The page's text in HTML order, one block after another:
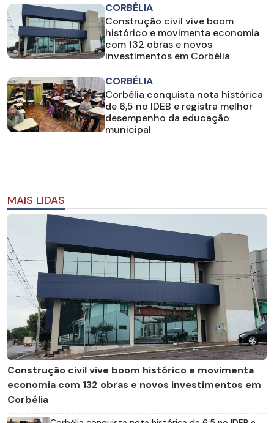
CORBÉLIA
Construção civil vive boom
histórico e movimenta economia
com 132 obras e novos
investimentos em Corbélia
CORBÉLIA
Corbélia conquista nota histórica
de 6,5 no IDEB e registra melhor
desempenho da educação
municipal
MAIS LIDAS
Construção civil vive boom histórico e movimenta
economia com 132 obras e novos investimentos em
Corbélia